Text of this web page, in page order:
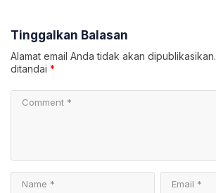
Tinggalkan Balasan
Alamat email Anda tidak akan dipublikasikan.
ditandai *